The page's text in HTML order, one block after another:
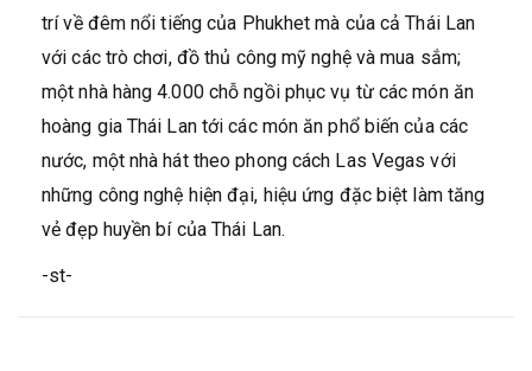
trí về đêm nổi tiếng của Phukhet mà của cả Thái Lan
với các trò chơi, đồ thủ công mỹ nghệ và mua sắm;
một nhà hàng 4.000 chỗ ngồi phục vụ từ các món ăn
hoàng gia Thái Lan tới các món ăn phổ biến của các
nước, một nhà hát theo phong cách Las Vegas với
những công nghệ hiện đại, hiệu ứng đặc biệt làm tăng
vẻ đẹp huyền bí của Thái Lan.
-st-